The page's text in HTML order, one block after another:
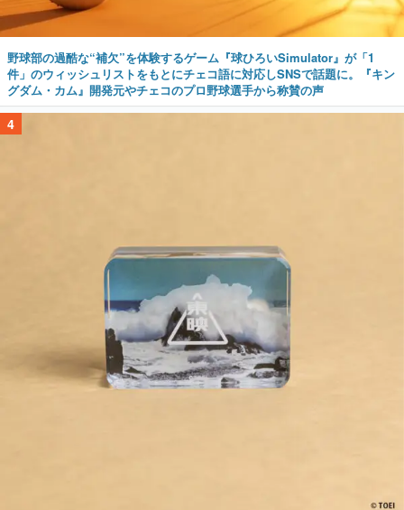
野球部の過酷な“補欠”を体験するゲーム『球ひろいSimulator』が「1
件」のウィッシュリストをもとにチェコ語に対応しSNSで話題に。『キン
グダム・カム』開発元やチェコのプロ野球選手から称賛の声
4